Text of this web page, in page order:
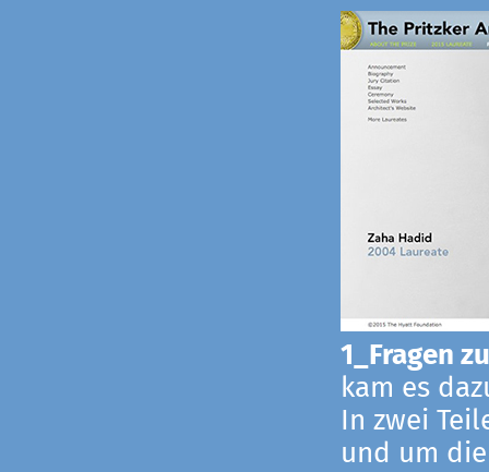
1_Fragen
kam es
In zwei
und um